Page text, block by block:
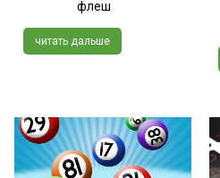
флеш
читать дальше